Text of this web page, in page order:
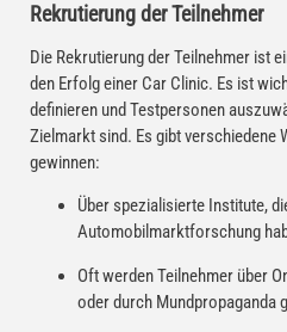
Rekrutierung der Teilnehmer
Die Rekrutierung der Teilnehmer ist
den Erfolg einer Car Clinic. Es ist
definieren und Testpersonen
Zielmarkt sind. Es gibt verschiedene
gewinnen:
Über spezialisierte Institute,
Automobilmarktforschung
Oft werden Teilnehmer über
oder durch Mundpropaganda